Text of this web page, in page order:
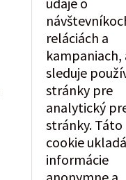
reláciách a
kampaniach,
sleduje
stránky pre
analytický
stránky. Táto
cookie ukladá
informácie